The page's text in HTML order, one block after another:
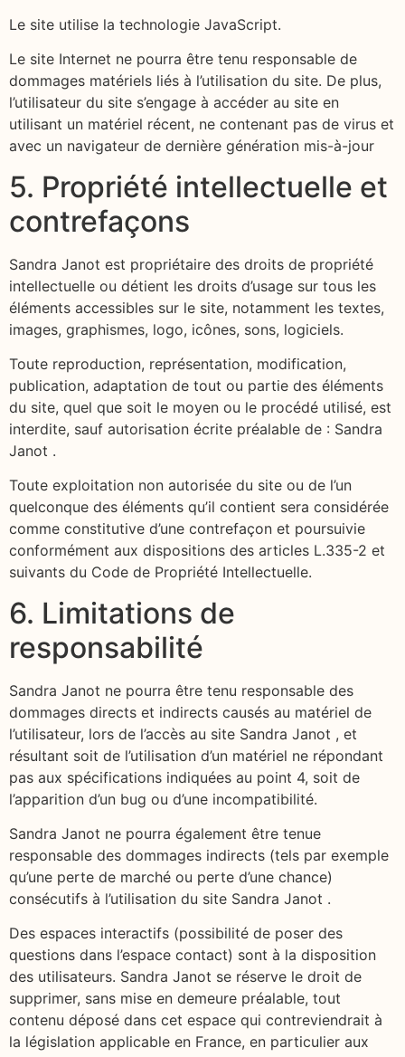
Le site utilise la technologie JavaScript.
Le site Internet ne pourra être tenu responsable de
dommages matériels liés à l’utilisation du site. De plus,
l’utilisateur du site s’engage à accéder au site en
utilisant un matériel récent, ne contenant pas de virus et
avec un navigateur de dernière génération mis-à-jour
5. Propriété intellectuelle et
contrefaçons
Sandra Janot est propriétaire des droits de propriété
intellectuelle ou détient les droits d’usage sur tous les
éléments accessibles sur le site, notamment les textes,
images, graphismes, logo, icônes, sons, logiciels.
Toute reproduction, représentation, modification,
publication, adaptation de tout ou partie des éléments
du site, quel que soit le moyen ou le procédé utilisé, est
interdite, sauf autorisation écrite préalable de : Sandra
Janot .
Toute exploitation non autorisée du site ou de l’un
quelconque des éléments qu’il contient sera considérée
comme constitutive d’une contrefaçon et poursuivie
conformément aux dispositions des articles L.335-2 et
suivants du Code de Propriété Intellectuelle.
6. Limitations de
responsabilité
Sandra Janot ne pourra être tenu responsable des
dommages directs et indirects causés au matériel de
l’utilisateur, lors de l’accès au site Sandra Janot , et
résultant soit de l’utilisation d’un matériel ne répondant
pas aux spécifications indiquées au point 4, soit de
l’apparition d’un bug ou d’une incompatibilité.
Sandra Janot ne pourra également être tenue
responsable des dommages indirects (tels par exemple
qu’une perte de marché ou perte d’une chance)
consécutifs à l’utilisation du site Sandra Janot .
Des espaces interactifs (possibilité de poser des
questions dans l’espace contact) sont à la disposition
des utilisateurs. Sandra Janot se réserve le droit de
supprimer, sans mise en demeure préalable, tout
contenu déposé dans cet espace qui contreviendrait à
la législation applicable en France, en particulier aux